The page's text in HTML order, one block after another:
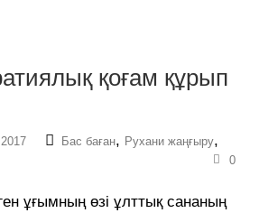
қоғам құрып
Бас баған, Рухани жаңғыру,
0
ұғымның өзі ұлттық сананың